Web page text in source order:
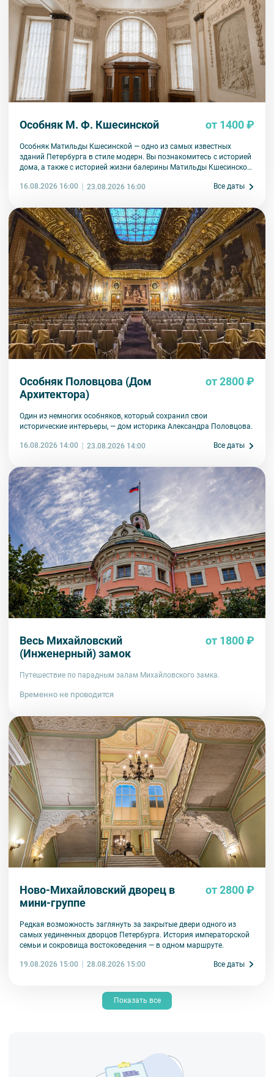
Особняк М. Ф. Кшесинской от 1400 ₽
Особняк Матильды Кшесинской — одно из самых известных
зданий Петербурга в стиле модерн. Вы познакомитесь с историей
дома, а также с историей жизни балерины Матильды Кшесинской.
Романовых, как складывалась артистическая карьера, какая
16.08.2026 16:00 23.08.2026 16:00 Все даты
Особняк Половцова (Дом
Архитектора)
от 2800 ₽
Один из немногих особняков, который сохранил свои
исторические интерьеры, — дом историка Александра Половцова.
16.08.2026 14:00 23.08.2026 14:00 Все даты
Весь Михайловский
(Инженерный) замок
от 1800 ₽
Путешествие по парадным залам Михайловского замка.
Временно не проводится
Ново-Михайловский дворец в
мини-группе
от 2800 ₽
Редкая возможность заглянуть за закрытые двери одного из
самых уединенных дворцов Петербурга. История императорской
семьи и сокровища востоковедения — в одном маршруте.
19.08.2026 15:00 28.08.2026 15:00 Все даты
Показать все